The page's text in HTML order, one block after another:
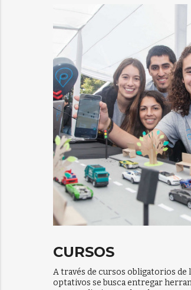
CURSOS
A través de cursos obligatorios de
optativos se busca entregar